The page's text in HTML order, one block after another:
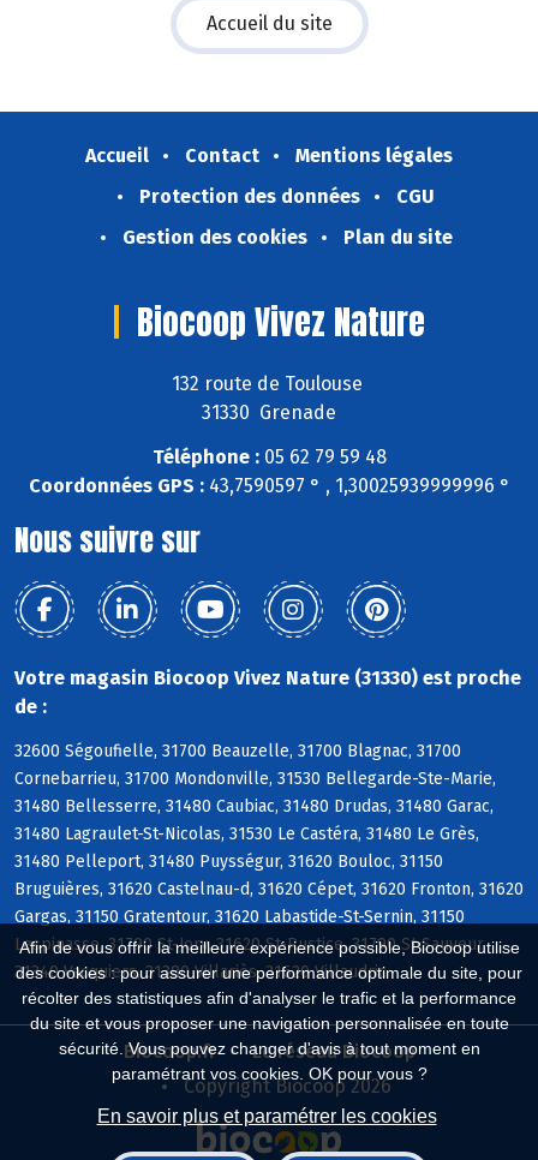
Afin de vous offrir la meilleure expérience possible, Biocoop utilise
des cookies : pour assurer une performance optimale du site, pour
récolter des statistiques afin d'analyser le trafic et la performance
du site et vous proposer une navigation personnalisée en toute
sécurité. Vous pouvez changer d'avis à tout moment en
paramétrant vos cookies. OK pour vous ?
En savoir plus et paramétrer les cookies
Accueil du site
Accueil Contact
Mentions légales
Protection des données
CGU
Gestion des cookies
Plan du site
Biocoop Vivez Nature
132 route de Toulouse
31330 Grenade
Téléphone :05 62 79 59 48
Coordonnées GPS :43,7590597 ° , 1,30025939999996 °
Nous suivre sur
Votre magasin Biocoop Vivez Nature (31330) est proche
de :
32600 Ségoufielle, 31700 Beauzelle, 31700 Blagnac, 31700
Cornebarrieu, 31700 Mondonville, 31530 Bellegarde-Ste-Marie,
31480 Bellesserre, 31480 Caubiac, 31480 Drudas, 31480 Garac,
31480 Lagraulet-St-Nicolas, 31530 Le Castéra, 31480 Le Grès,
31480 Pelleport, 31480 Puysségur, 31620 Bouloc, 31150
Bruguières, 31620 Castelnau-d, 31620 Cépet, 31620 Fronton, 31620
Gargas, 31150 Gratentour, 31620 Labastide-St-Sernin, 31150
Lespinasse, 31790 St-Jory, 31620 St-Rustice, 31790 St-Sauveur,
31340 Vacquiers, 31380 Villariès, 31620 Villaudric
Biocoop.fr
Le réseau Biocoop
Copyright Biocoop 2026